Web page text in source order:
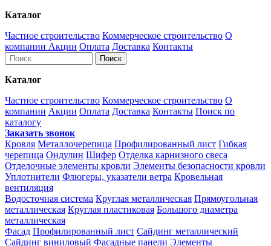
Каталог
Частное строительство Коммерческое строительство О
компании Акции Оплата Доставка Контакты
Каталог
Частное строительство Коммерческое строительство О
компании Акции Оплата Доставка Контакты Поиск по
каталогу
Заказать звонок
Кровля Металлочерепица Профилированный лист Гибкая
черепица Ондулин Шифер Отделка карнизного свеса
Отделочные элементы кровли Элементы безопасности кровли
Уплотнители Флюгеры, указатели ветра Кровельная
вентиляция
Водосточная система Круглая металлическая Прямоугольная
металлическая Круглая пластиковая Большого диаметра
металлическая
Фасад Профилированный лист Сайдинг металлический
Сайдинг виниловый Фасадные панели Элементы